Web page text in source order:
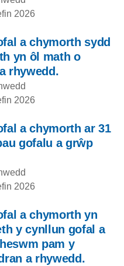
2026
a chymorth sydd
yn ôl math o
rhywedd.
2026
a chymorth ar 31
gofalu a grŵp
2026
a chymorth yn
y cynllun gofal a
pam y
a rhywedd.